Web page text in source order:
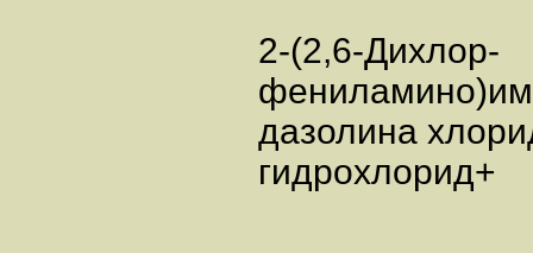
2-(2,6-Дихлор-
дазолина
гидрохлорид+